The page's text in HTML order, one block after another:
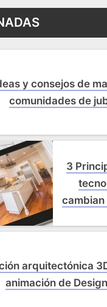
y consejos de
comunidades de
3
arquitectónica
animación de